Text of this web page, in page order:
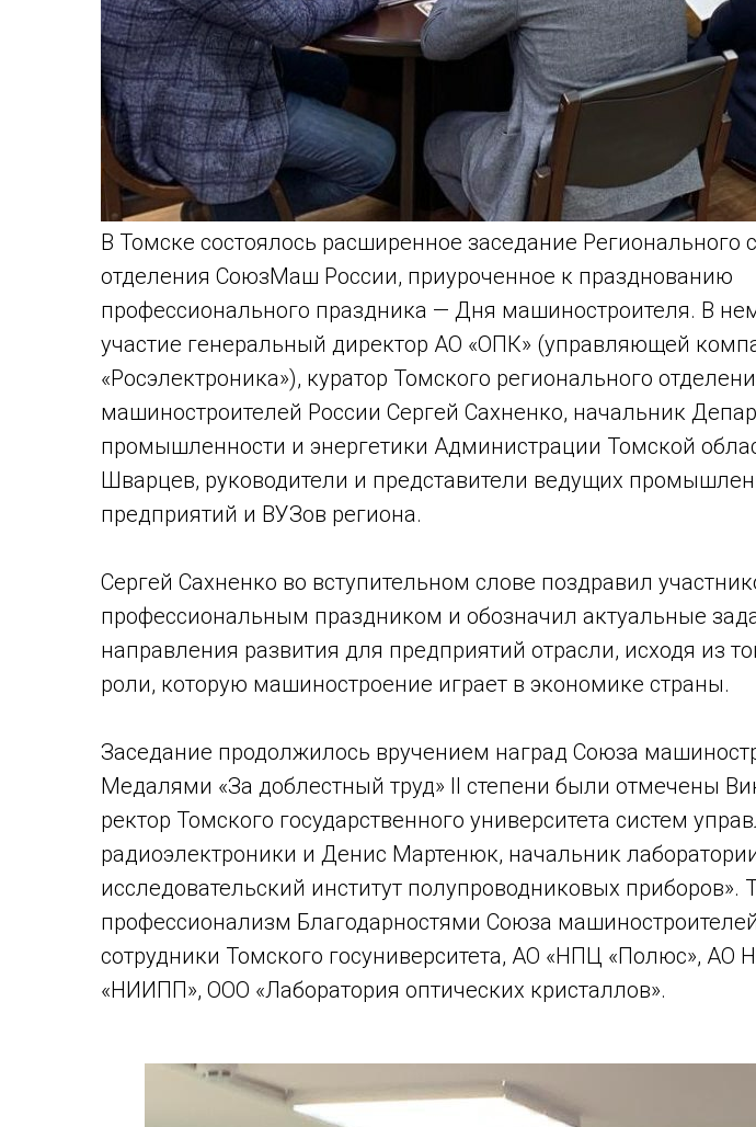
В Томске состоялось расширенное заседание Регионального
отделения СоюзМаш России, приуроченное к празднованию
профессионального праздника — Дня машиностроителя. В
участие генеральный директор АО «ОПК» (управляющей
«Росэлектроника»), куратор Томского регионального
машиностроителей России Сергей Сахненко, начальник
промышленности и энергетики Администрации Томской
Шварцев, руководители и представители ведущих
предприятий и ВУЗов региона.
Сергей Сахненко во вступительном слове поздравил
профессиональным праздником и обозначил актуальные
направления развития для предприятий отрасли, исходя из
роли, которую машиностроение играет в экономике страны.
Заседание продолжилось вручением наград Союза
Медалями «За доблестный труд» II степени были отмечены
ректор Томского государственного университета систем
радиоэлектроники и Денис Мартенюк, начальник
исследовательский институт полупроводниковых приборов».
профессионализм Благодарностями Союза
сотрудники Томского госуниверситета, АО «НПЦ «Полюс», АО
«НИИПП», ООО «Лаборатория оптических кристаллов».